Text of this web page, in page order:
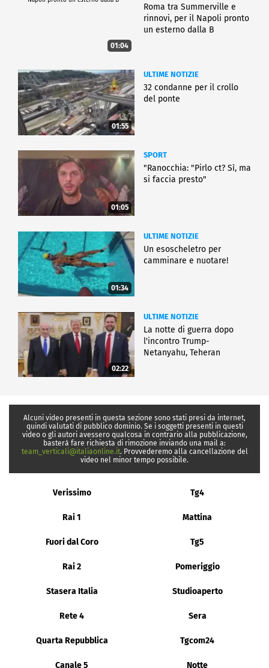
01:04
Roma tra Summerville e
rinnovi, per il Napoli pronto
un esterno dalla B
01:55
ULTIME NOTIZIE
32 condanne per il crollo
del ponte
01:05
SPORT
"Ranocchia: "Pirlo ct? Sì, ma
si faccia presto"
01:34
ULTIME NOTIZIE
Un esoscheletro per
camminare e nuotare!
02:22
ULTIME NOTIZIE
La notte di guerra dopo
l'incontro Trump-
Netanyahu, Teheran
Alcuni video presenti in questa sezione sono stati presi da internet,
quindi valutati di pubblico dominio. Se i soggetti presenti in questi
video o gli autori avessero qualcosa in contrario alla pubblicazione,
basterà fare richiesta di rimozione inviando una mail a:
team_verticali@italiaonline.it. Provvederemo alla cancellazione del
video nel minor tempo possibile.
Verissimo Tg4
Rai 1 Mattina
Fuori dal Coro Tg5
Rai 2 Pomeriggio
Stasera Italia Studioaperto
Rete 4 Sera
Quarta Repubblica Tgcom24
Canale 5 Notte